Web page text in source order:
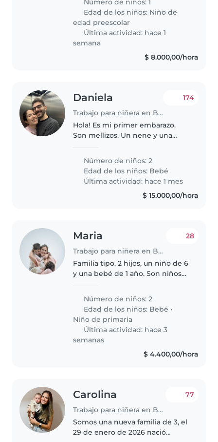
mientras en el rato que la estén
cuidando. Sobre todo con..
Número de niños: 1
Edad de los niños: Niño de
edad preescolar
Última actividad: hace 1
semana
$ 8.000,00/hora
Daniela
Trabajo para niñera en Buenos Aires
174
Hola! Es mi primer embarazo.
Son mellizos. Un nene y una
15 de agosto. Mi marido (31 años)
y yo (32 años) trabajamos de
lunes a viernes de 9 a 18hs. Yo..
Número de niños: 2
Edad de los niños: Bebé
Última actividad: hace 1 mes
$ 15.000,00/hora
Maria
Trabajo para niñera en Buenos Aires
28
Familia tipo. 2 hijos, un niño de 6
y una bebé de 1 año. Son niños
Número de niños: 2
Edad de los niños: Bebé •
Niño de primaria
Última actividad: hace 3
semanas
$ 4.400,00/hora
Carolina
Trabajo para niñera en Buenos Aires
77
Somos una nueva familia de 3, el
29 de enero de 2026 nació